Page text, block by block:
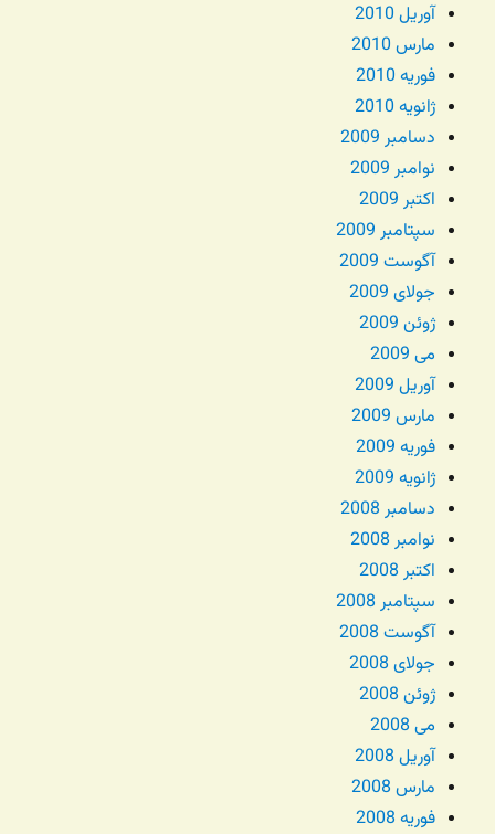
آوریل 2010
مارس 2010
فوریه 2010
ژانویه 2010
دسامبر 2009
نوامبر 2009
اکتبر 2009
سپتامبر 2009
آگوست 2009
جولای 2009
ژوئن 2009
می 2009
آوریل 2009
مارس 2009
فوریه 2009
ژانویه 2009
دسامبر 2008
نوامبر 2008
اکتبر 2008
سپتامبر 2008
آگوست 2008
جولای 2008
ژوئن 2008
می 2008
آوریل 2008
مارس 2008
فوریه 2008